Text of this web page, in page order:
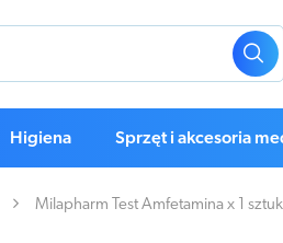
Higiena Sprzęt i akcesoria
Milapharm Test Amfetamina x 1